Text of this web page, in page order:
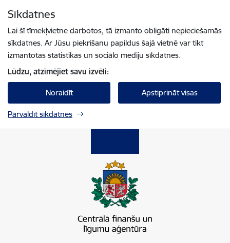
Sīkdatnes
Lai šī tīmekļvietne darbotos, tā izmanto obligāti nepieciešamās
sīkdatnes. Ar Jūsu piekrišanu papildus šajā vietnē var tikt
izmantotas statistikas un sociālo mediju sīkdatnes.
Lūdzu, atzīmējiet savu izvēli:
Noraidīt Apstiprināt visas
Pārvaldīt sīkdatnes